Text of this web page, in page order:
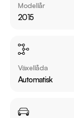
Övrig information
Vid blandad
Modellår
2015
Växellåda
Automatisk